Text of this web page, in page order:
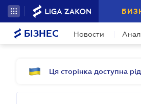
БІЗНЕС Новости
Ця сторінка доступна